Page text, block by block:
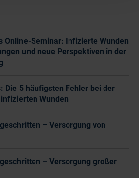
Online-Seminar: Infizierte Wunden
und neue Perspektiven in der
Die 5 häufigsten Fehler bei der
Wunden
– Versorgung von
– Versorgung großer